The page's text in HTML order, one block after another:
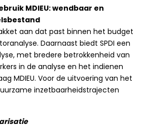
MDIEU: wendbaar en
aan dat past binnen het budget
Daarnaast biedt SPDI een
met bredere betrokkenheid van
in de analyse en het indienen
MDIEU. Voor de uitvoering van het
inzetbaarheidstrajecten